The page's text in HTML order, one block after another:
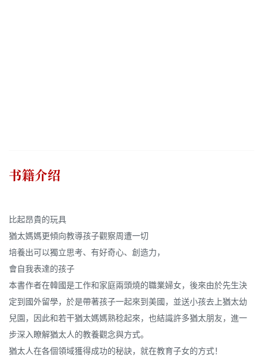
书籍介绍
比起昂貴的玩具
猶太媽媽更傾向教導孩子觀察周遭一切
培養出可以獨立思考、有好奇心、創造力，
會自我表達的孩子
本書作者在韓國是工作和家庭兩頭燒的職業婦女，後來由於先生決
定到國外留學，於是帶著孩子一起來到美國，並送小孩去上猶太幼
兒園，因此和若干猶太媽媽熟稔起來，也結識許多猶太朋友，進一
步深入瞭解猶太人的教養觀念與方式。
猶太人在各個領域獲得成功的秘訣，就在教育子女的方式！